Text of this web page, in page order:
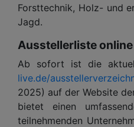
Forsttechnik, Holz- und
Jagd.
Ausstellerliste online
Ab sofort ist die
live.de/
2025) auf der Website
bietet einen
teilnehmenden